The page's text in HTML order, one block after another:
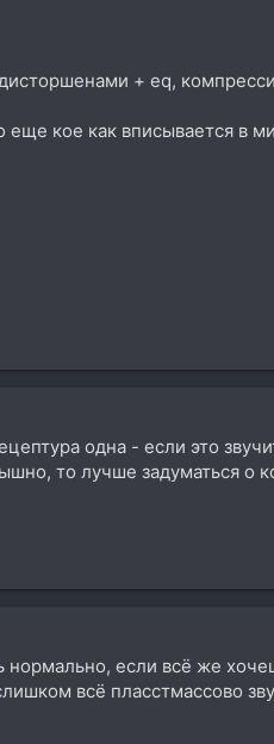
+ eq,
кое как вписывается в
одна - если это
то лучше задуматься о
если всё же
всё пласстмассово